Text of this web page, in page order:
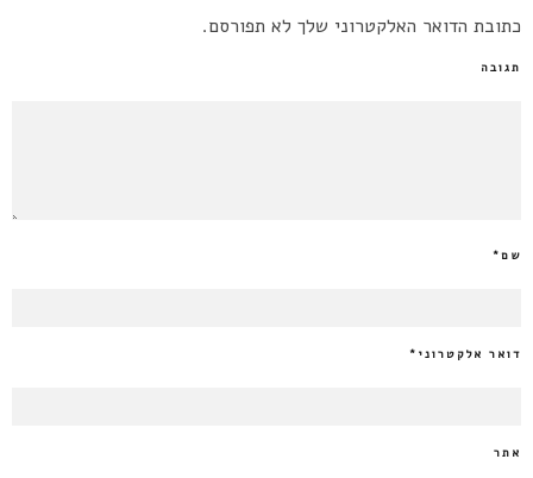
כתובת הדואר האלקטרוני שלך לא תפורסם.
תגובה
שם*
דואר אלקטרוני *
אתר